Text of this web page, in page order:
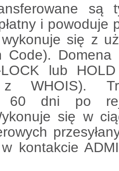
są
i powoduje
się z
Code).
LOCK lub
z WHOIS).
60 dni po
się w
kontakcie